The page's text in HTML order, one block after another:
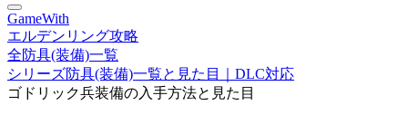
GameWith
エルデンリング攻略
全防具(装備)一覧
シリーズ防具(装備)一覧と見た目｜DLC対応
ゴドリック兵装備の入手方法と見た目